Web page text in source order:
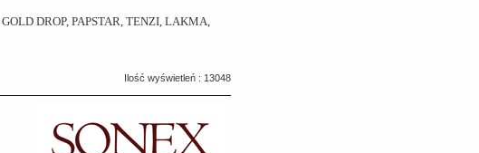
DROP, PAPSTAR, TENZI, LAKMA,
Ilość wyświetleń : 13048